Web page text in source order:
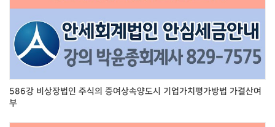
586강 비상장법인 주식의 증여상속양도시 기업가치평가방법 가결산여
부